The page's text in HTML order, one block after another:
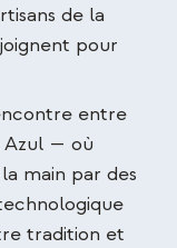
de la
pour
entre
Azul — où
main par des
tradition et